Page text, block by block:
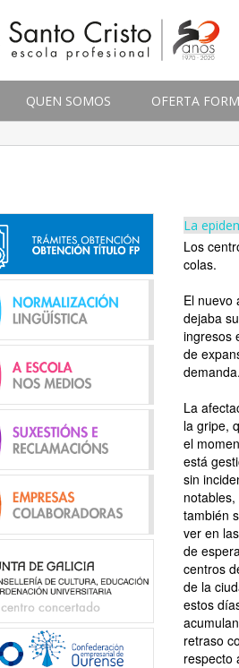
QUEN SOMOS OFERTA
La
Los
colas.
El nuevo
dejaba
ingresos
de
demanda.
La
la gripe,
el
está
sin
notables,
también
ver en
de
centros
de la
estos
retraso
respecto